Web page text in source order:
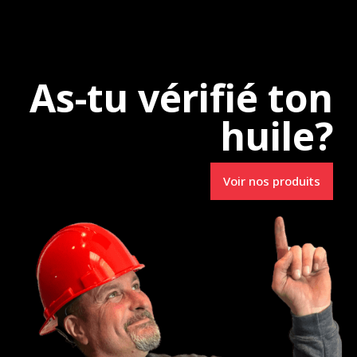
3231, route 157
du-Mont-Carmel (Qc) G0X 3J0
info@lubrifiantsrm.com
Tél. : 819 693-0006
frais : 1 800 597-0338
As-tu vérifié ton
huile?
Voir nos produits